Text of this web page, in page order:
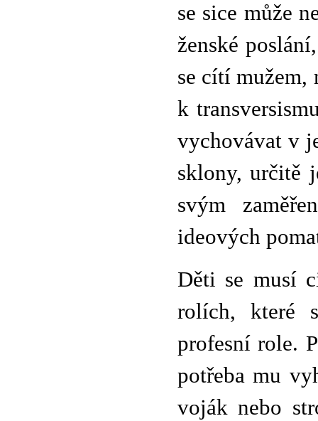
se sice může
ženské
se cítí mužem,
k
vychovávat v
sklony, určitě
svým
ideových
Děti se musí
rolích, které
profesní role.
potřeba mu
voják nebo